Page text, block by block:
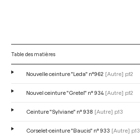
Table des matières
Nouvelle ceinture "Leda" n°962 [Autre] p.12
Nouvel ceinture "Gretel" n° 934 [Autre] p.12
Ceinture "Sylviane" n° 938 [Autre] p.13
Corselet-ceinture "Baucis" n° 933 [Autre] p.13